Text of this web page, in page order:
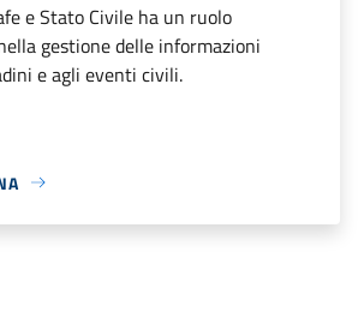
e Stato Civile ha un ruolo
gestione delle informazioni
e agli eventi civili.